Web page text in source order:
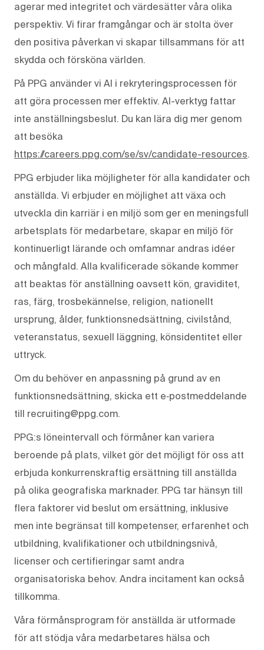
agerar med integritet och värdesätter våra olika
perspektiv. Vi firar framgångar och är stolta över
den positiva påverkan vi skapar tillsammans för att
skydda och försköna världen.
På PPG använder vi AI i rekryteringsprocessen för
att göra processen mer effektiv. AI-verktyg fattar
inte anställningsbeslut. Du kan lära dig mer genom
att besöka
https://careers.ppg.com/se/sv/candidate-resources.
PPG erbjuder lika möjligheter för alla kandidater och
anställda. Vi erbjuder en möjlighet att växa och
utveckla din karriär i en miljö som ger en meningsfull
arbetsplats för medarbetare, skapar en miljö för
kontinuerligt lärande och omfamnar andras idéer
och mångfald. Alla kvalificerade sökande kommer
att beaktas för anställning oavsett kön, graviditet,
ras, färg, trosbekännelse, religion, nationellt
ursprung, ålder, funktionsnedsättning, civilstånd,
veteranstatus, sexuell läggning, könsidentitet eller
uttryck.
Om du behöver en anpassning på grund av en
funktionsnedsättning, skicka ett e‑postmeddelande
till recruiting@ppg.com.
PPG:s löneintervall och förmåner kan variera
beroende på plats, vilket gör det möjligt för oss att
erbjuda konkurrenskraftig ersättning till anställda
på olika geografiska marknader. PPG tar hänsyn till
flera faktorer vid beslut om ersättning, inklusive
men inte begränsat till kompetenser, erfarenhet och
utbildning, kvalifikationer och utbildningsnivå,
licenser och certifieringar samt andra
organisatoriska behov. Andra incitament kan också
tillkomma.
Våra förmånsprogram för anställda är utformade
för att stödja våra medarbetares hälsa och